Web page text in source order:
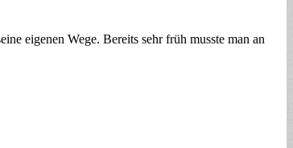
eigenen Wege. Bereits sehr früh musste man an